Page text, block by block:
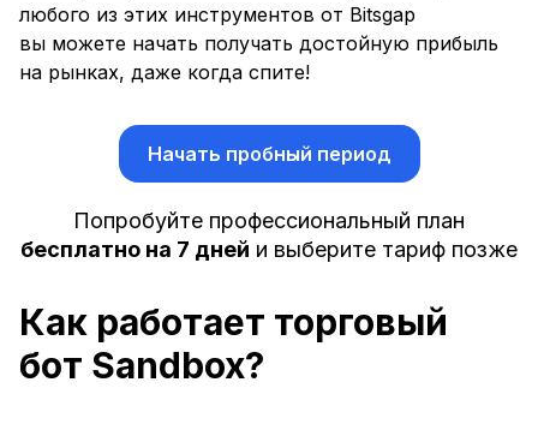
любого из этих инструментов от Bitsgap
вы можете начать получать достойную прибыль
на рынках, даже когда спите!
Начать пробный период
Попробуйте профессиональный план
бесплатно на 7 дней и выберите тариф позже
Как работает торговый
бот Sandbox?